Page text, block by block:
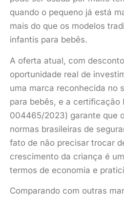
quando o pequeno já está
mais do que os modelos
infantis para bebês.
A oferta atual, com
oportunidade real de
uma marca reconhecida no
para bebês, e a certificação
004465/2023) garante que
normas brasileiras de
fato de não precisar trocar
crescimento da criança é
termos de economia e
Comparando com outras